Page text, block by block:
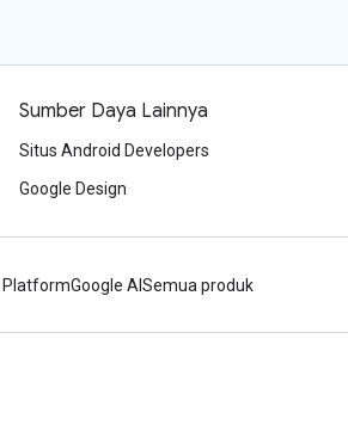
Sumber Daya Lainnya
Situs Android Developers
Google Design
PlatformGoogle AI Semua produk